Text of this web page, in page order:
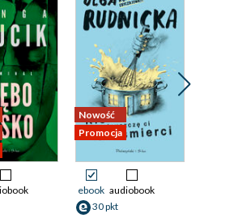
Nowość
Promocja
ebook audiobook
30 pkt